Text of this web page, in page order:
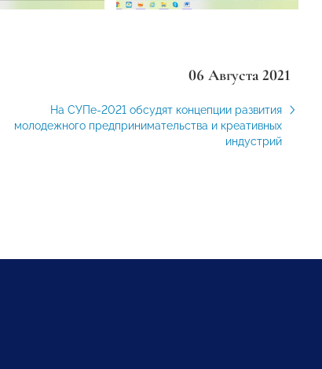
06 Августа 2021
На СУПе-2021 обсудят концепции развития
молодежного предпринимательства и креативных
индустрий